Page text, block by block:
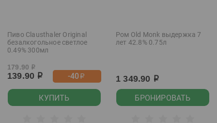
Пиво Clausthaler Original
безалкогольное светлое
0.49% 300мл
179.90 р
139.90 р -40р
КУПИТЬ
Ром Old Monk выдержка 7
лет 42.8% 0.75л
1 349.90 р
БРОНИРОВАТЬ